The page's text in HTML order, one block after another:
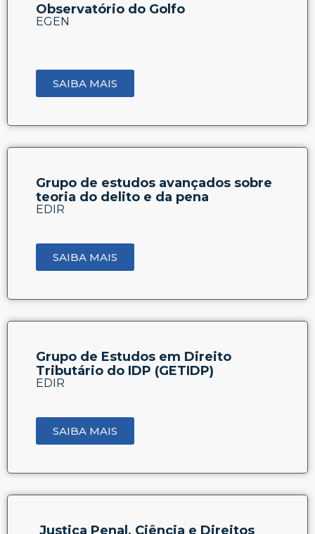
Observatório do Golfo
EGEN
SAIBA MAIS
Grupo de estudos avançados sobre
teoria do delito e da pena
EDIR
SAIBA MAIS
Grupo de Estudos em Direito
Tributário do IDP (GETIDP)
EDIR
SAIBA MAIS
Justiça Penal, Ciência e Direitos